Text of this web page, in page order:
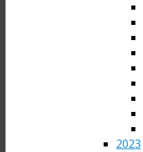
2023